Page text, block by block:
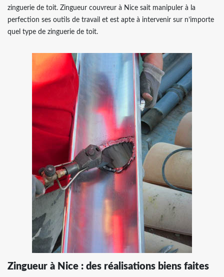
zinguerie de toit. Zingueur couvreur à Nice sait manipuler à la
perfection ses outils de travail et est apte à intervenir sur n’importe
quel type de zinguerie de toit.
Zingueur à Nice : des réalisations biens faites